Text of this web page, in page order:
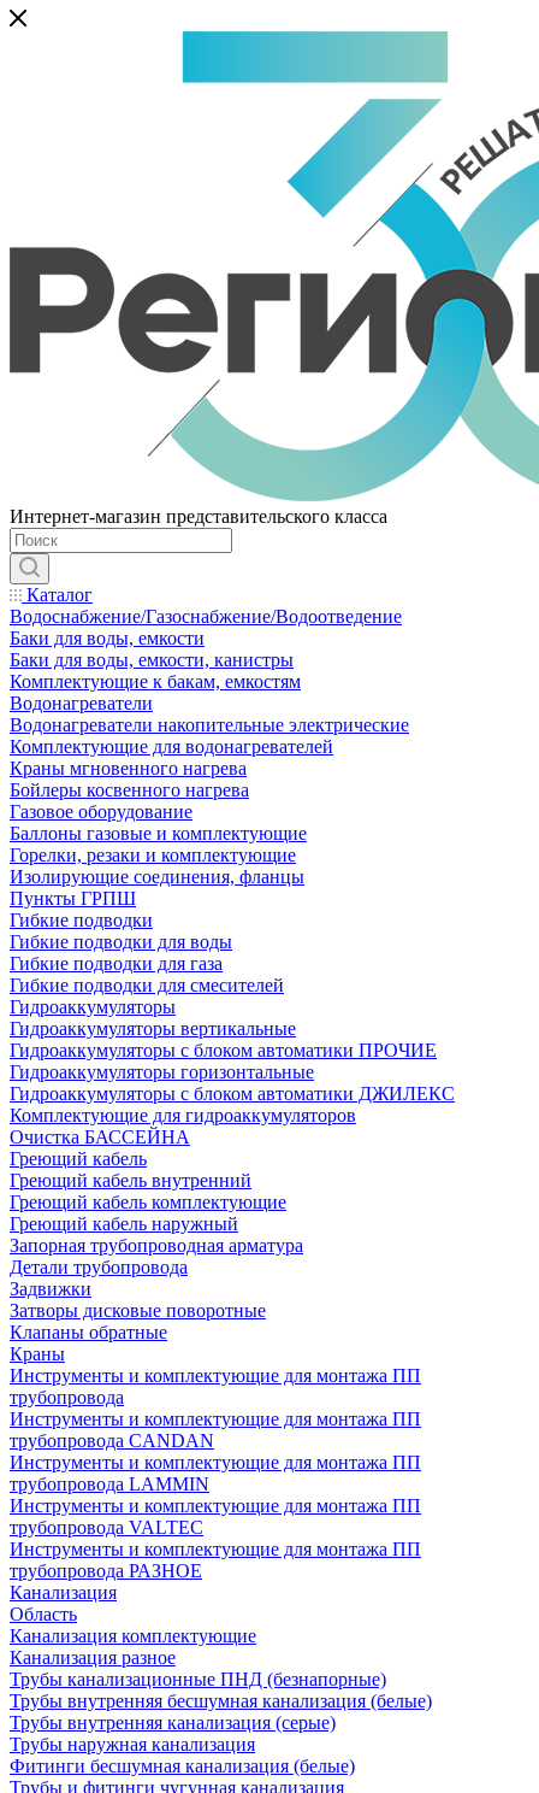
Интернет-магазин представительского класса
Каталог
Водоснабжение/Газоснабжение/Водоотведение
Баки для воды, емкости
Баки для воды, емкости, канистры
Комплектующие к бакам, емкостям
Водонагреватели
Водонагреватели накопительные электрические
Комплектующие для водонагревателей
Краны мгновенного нагрева
Бойлеры косвенного нагрева
Газовое оборудование
Баллоны газовые и комплектующие
Горелки, резаки и комплектующие
Изолирующие соединения, фланцы
Пункты ГРПШ
Гибкие подводки
Гибкие подводки для воды
Гибкие подводки для газа
Гибкие подводки для смесителей
Гидроаккумуляторы
Гидроаккумуляторы вертикальные
Гидроаккумуляторы с блоком автоматики ПРОЧИЕ
Гидроаккумуляторы горизонтальные
Гидроаккумуляторы с блоком автоматики ДЖИЛЕКС
Комплектующие для гидроаккумуляторов
Очистка БАССЕЙНА
Греющий кабель
Греющий кабель внутренний
Греющий кабель комплектующие
Греющий кабель наружный
Запорная трубопроводная арматура
Детали трубопровода
Задвижки
Затворы дисковые поворотные
Клапаны обратные
Краны
Инструменты и комплектующие для монтажа ПП
трубопровода
Инструменты и комплектующие для монтажа ПП
трубопровода CANDAN
Инструменты и комплектующие для монтажа ПП
трубопровода LAMMIN
Инструменты и комплектующие для монтажа ПП
трубопровода VALTEC
Инструменты и комплектующие для монтажа ПП
трубопровода РАЗНОЕ
Канализация
Область
Канализация комплектующие
Канализация разное
Трубы канализационные ПНД (безнапорные)
Трубы внутренняя бесшумная канализация (белые)
Трубы внутренняя канализация (серые)
Трубы наружная канализация
Фитинги бесшумная канализация (белые)
Трубы и фитинги чугунная канализация